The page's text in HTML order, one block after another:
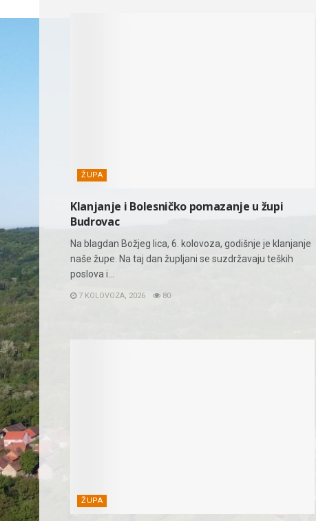
ŽUPA
Klanjanje i Bolesničko pomazanje u župi
Budrovac
Na blagdan Božjeg lica, 6. kolovoza, godišnje je klanjanje
naše župe. Na taj dan župljani se suzdržavaju teških
poslova i...
7 KOLOVOZA, 2026 80
ŽUPA